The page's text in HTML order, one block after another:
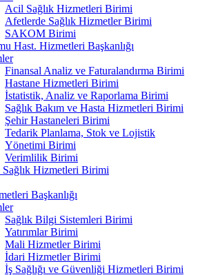
Acil Sağlık Hizmetleri Birimi
Afetlerde Sağlık Hizmetler Birimi
SAKOM Birimi
Hast. Hizmetleri Başkanlığı
Finansal Analiz ve Faturalandırma Birimi
Hastane Hizmetleri Birimi
İstatistik, Analiz ve Raporlama Birimi
Sağlık Bakım ve Hasta Hizmetleri Birimi
Şehir Hastaneleri Birimi
Tedarik Planlama, Stok ve Lojistik
Yönetimi Birimi
Verimlilik Birimi
Sağlık Hizmetleri Birimi
Başkanlığı
Sağlık Bilgi Sistemleri Birimi
Yatırımlar Birimi
Mali Hizmetler Birimi
İdari Hizmetler Birimi
İş Sağlığı ve Güvenliği Hizmetleri Birimi